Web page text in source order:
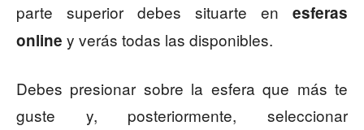
parte superior debes situarte en esferas
online y verás todas las disponibles.
Debes presionar sobre la esfera que más te
guste y, posteriormente, seleccionar